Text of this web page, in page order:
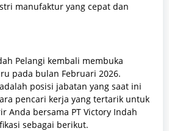
manufaktur yang cepat dan
Pelangi kembali membuka
pada bulan Februari 2026.
posisi jabatan yang saat ini
pencari kerja yang tertarik untuk
Anda bersama PT Victory Indah
sebagai berikut.